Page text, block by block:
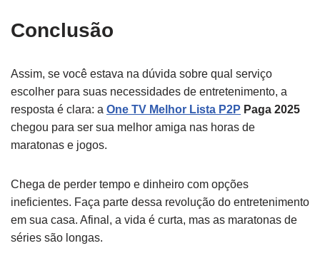
Conclusão
Assim, se você estava na dúvida sobre qual serviço
escolher para suas necessidades de entretenimento, a
resposta é clara: a One TV Melhor Lista P2P Paga 2025
chegou para ser sua melhor amiga nas horas de
maratonas e jogos.
Chega de perder tempo e dinheiro com opções
ineficientes. Faça parte dessa revolução do entretenimento
em sua casa. Afinal, a vida é curta, mas as maratonas de
séries são longas.